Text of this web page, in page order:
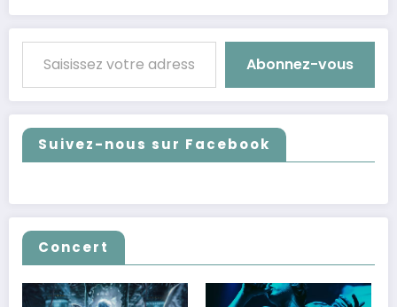
Saisissez votre adresse e-mail…
Abonnez-vous
Suivez-nous sur Facebook
Concert